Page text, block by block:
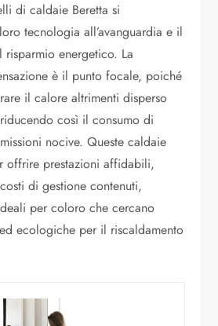
di caldaie Beretta si
tecnologia all’avanguardia e il
energetico. La
è il punto focale, poiché
il calore altrimenti disperso
così il consumo di
nocive. Queste caldaie
offrire prestazioni affidabili,
di gestione contenuti,
per coloro che cercano
ecologiche per il riscaldamento